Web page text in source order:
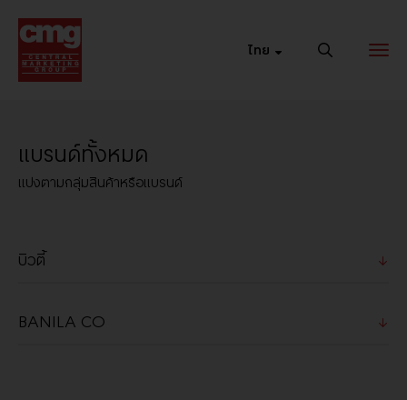
ไทย
เว็บไซต์หลัก
ของแบรนด์
ช่องทางการ
แบรนด์ทั้งหมด
แบ่งตามกลุ่มสินค้าหรือแบรนด์